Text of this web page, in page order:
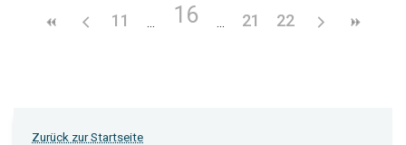
11 16 21 22
Zurück zur Startseite